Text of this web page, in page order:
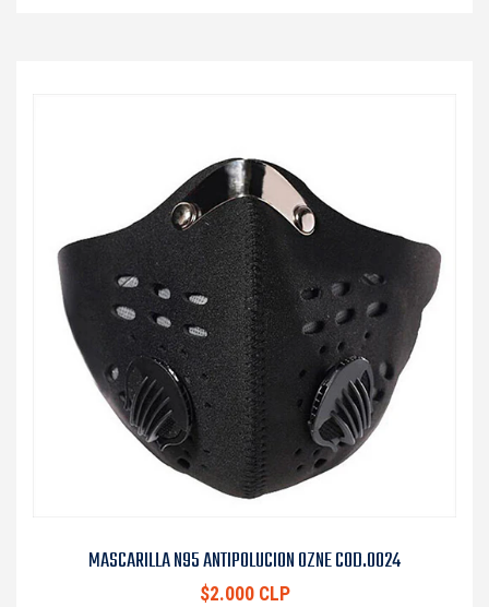
MASCARILLA N95 ANTIPOLUCION OZNE COD.0024
$2.000 CLP